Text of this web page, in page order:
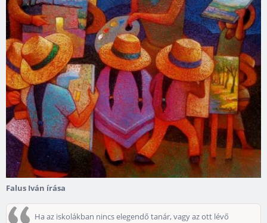
Falus Iván írása
Ha az iskolákban nincs elegendő tanár, vagy az ott lévő